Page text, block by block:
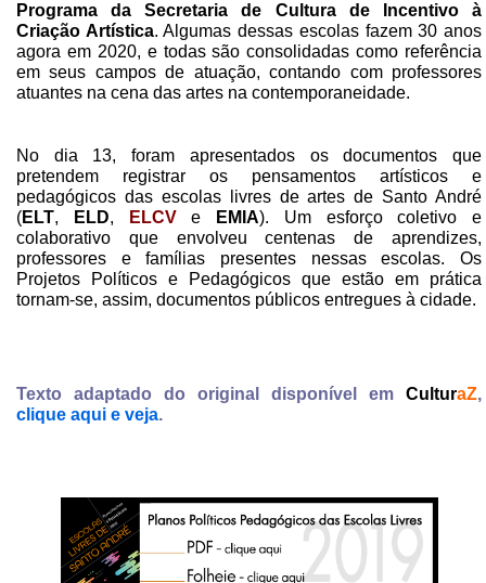
Programa da Secretaria de Cultura de Incentivo à
Criação Artística. Algumas dessas escolas fazem 30 anos
agora em 2020, e todas são consolidadas como referência
em seus campos de atuação, contando com professores
atuantes na cena das artes na contemporaneidade.
No dia 13, foram apresentados os documentos que
pretendem registrar os pensamentos artísticos e
pedagógicos das escolas livres de artes de Santo André
(ELT, ELD, ELCVe EMIA). Um esforço coletivo e
colaborativo que envolveu centenas de aprendizes,
professores e famílias presentes nessas escolas. Os
Projetos Políticos e Pedagógicos que estão em prática
tornam-se, assim, documentos públicos entregues à cidade.
Texto adaptado do original disponível em CulturaZ,
clique aqui e veja.